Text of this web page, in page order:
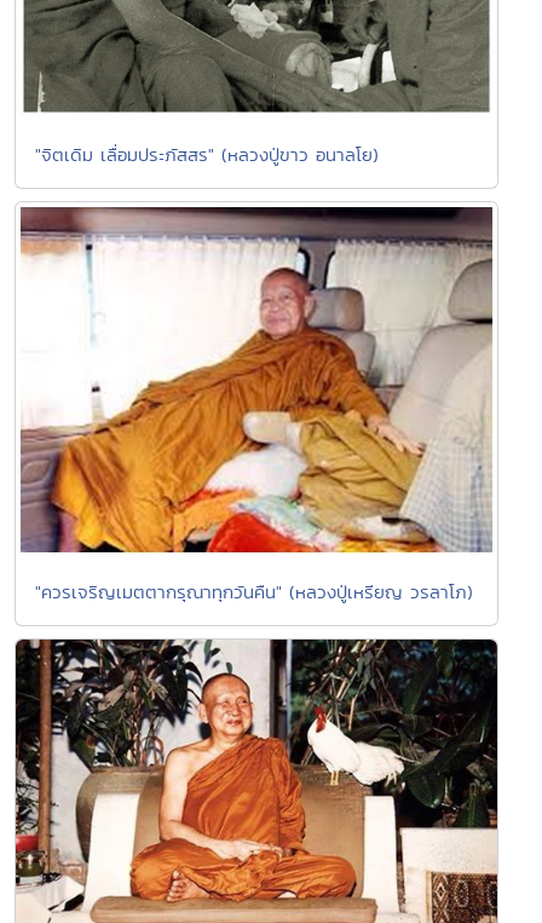
"จิตเดิม เลื่อมประภัสสร" (หลวงปู่ขาว อนาลโย)
"ควรเจริญเมตตากรุณาทุกวันคืน" (หลวงปู่เหรียญ วรลาโภ)